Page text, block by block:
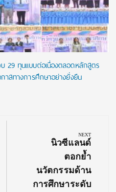
29 ทุนแบบต่อเนื่องตลอดหลักสูตร
าสทางการศึกษาอย่างยั่งยืน
NEXT
Next
Post:
นิวซีแลนด์
ตอกย้ำ
นวัตกรรมด้าน
การศึกษาระดับ